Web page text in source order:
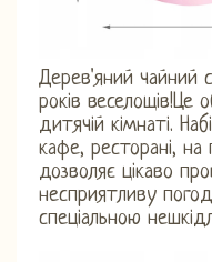
Дерев'яний чайний
років веселощів!Це
дитячій кімнаті.
кафе, ресторані, на
дозволяє цікаво
несприятливу
спеціальною